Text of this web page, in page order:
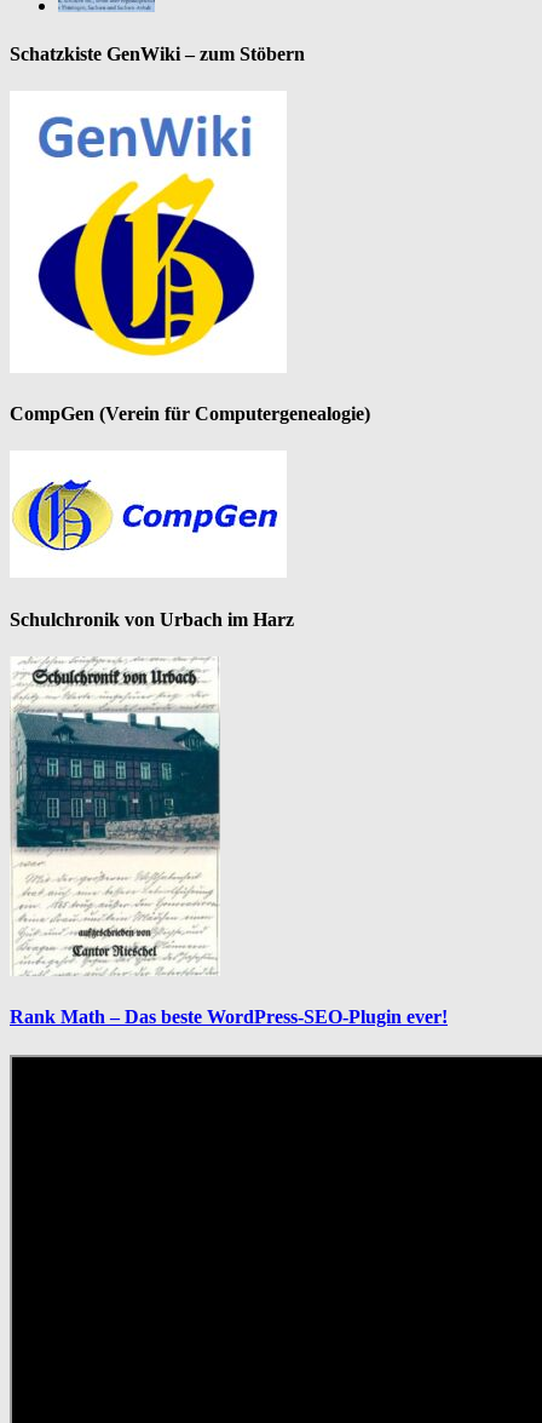
Schatzkiste GenWiki – zum Stöbern
CompGen (Verein für Computergenealogie)
Schulchronik von Urbach im Harz
Rank Math – Das beste WordPress-SEO-Plugin ever!